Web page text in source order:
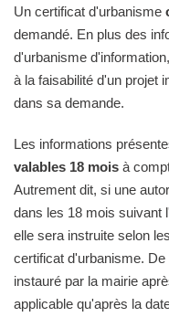
Un certificat d'urbanisme
demandé. En plus des
d'urbanisme
à la faisabilité d'un projet
dans sa demande.
Les informations
valables 18 mois à
Autrement dit, si une
dans les 18 mois suivant
elle sera instruite selon
certificat d'urbanisme.
instauré par la mairie
applicable qu'après la